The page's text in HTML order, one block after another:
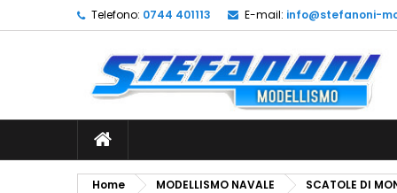
Telefono: 0744 401113 E-mail: info@stefanoni-
Home MODELLISMO NAVALE SCATOLE DI